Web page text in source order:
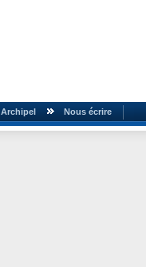
Archipel Nous écrire